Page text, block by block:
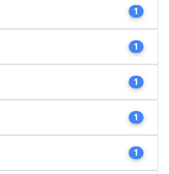
1
1
1
1
1